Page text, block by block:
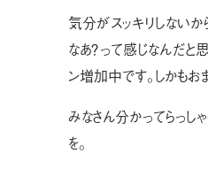
気分がスッキリしないか
なあ？って感じなんだと
ン増加中です。しかも
みなさん分かってらっし
を。